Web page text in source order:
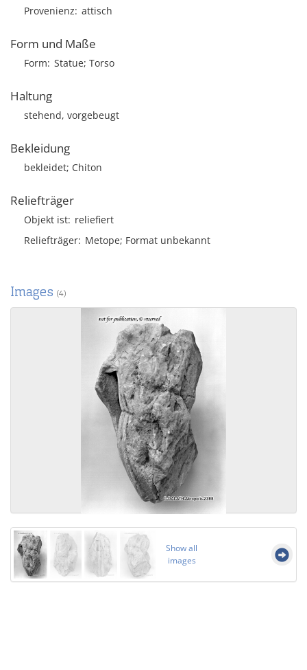
Provenienz attisch
Form und Maße
Form Statue; Torso
Haltung
stehend, vorgebeugt
Bekleidung
bekleidet; Chiton
Reliefträger
Objekt ist reliefiert
Reliefträger Metope; Format unbekannt
Images (4)
Show all
images